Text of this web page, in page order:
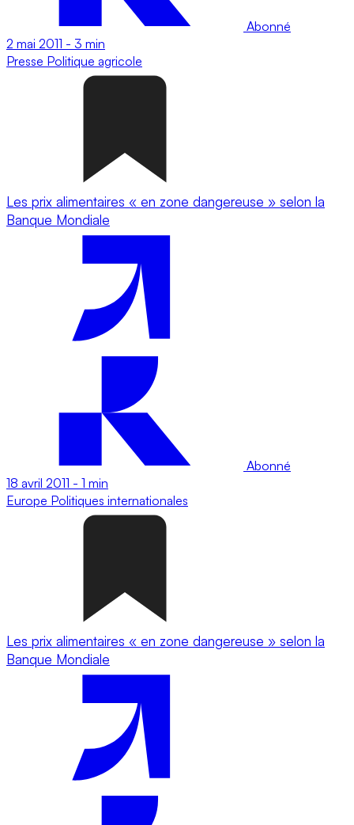
Abonné
2 mai 2011 - 3 min
Presse Politique agricole
Les prix alimentaires « en zone dangereuse » selon la
Banque Mondiale
Abonné
18 avril 2011 - 1 min
Europe Politiques internationales
Les prix alimentaires « en zone dangereuse » selon la
Banque Mondiale